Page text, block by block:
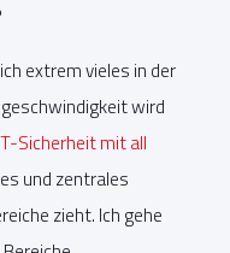
extrem vieles in der
wird
Sicherheit mit all
und zentrales
zieht. Ich gehe